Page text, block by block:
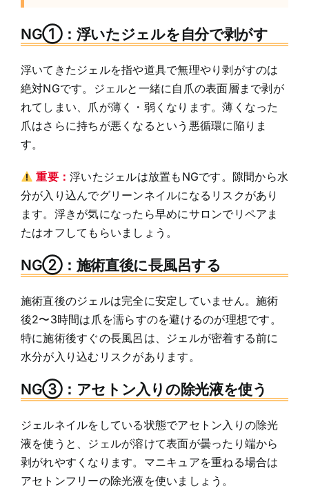
NG①：浮いたジェルを自分で剥がす
浮いてきたジェルを指や道具で無理やり剥がすのは
絶対NGです。ジェルと一緒に自爪の表面層まで剥が
れてしまい、爪が薄く・弱くなります。薄くなった
爪はさらに持ちが悪くなるという悪循環に陥りま
す。
重要：浮いたジェルは放置もNGです。隙間から水
分が入り込んでグリーンネイルになるリスクがあり
ます。浮きが気になったら早めにサロンでリペアま
たはオフしてもらいましょう。
NG②：施術直後に長風呂する
施術直後のジェルは完全に安定していません。施術
後2〜3時間は爪を濡らすのを避けるのが理想です。
特に施術後すぐの長風呂は、ジェルが密着する前に
水分が入り込むリスクがあります。
NG③：アセトン入りの除光液を使う
ジェルネイルをしている状態でアセトン入りの除光
液を使うと、ジェルが溶けて表面が曇ったり端から
剥がれやすくなります。マニキュアを重ねる場合は
アセトンフリーの除光液を使いましょう。